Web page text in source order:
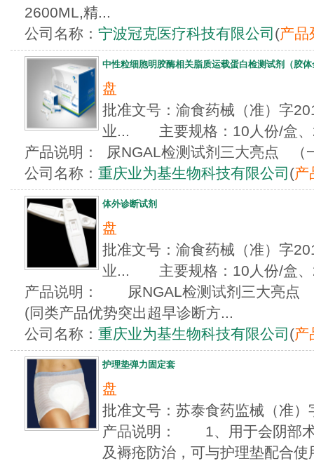
2600ML,精...
公司名称： 宁波冠克医疗科技有限公司 (产品
中性粒细胞明胶酶相关脂质运载蛋白检测试剂（胶体
盘
批准文号：渝食药械（准）字
业... 主要规格：10人份/盒、
产品说明： 尿NGAL检测试剂三大亮点 （
公司名称： 重庆业为基生物科技有限公司 (产
体外诊断试剂
盘
批准文号：渝食药械（准）字
业... 主要规格：10人份/盒、
产品说明： 尿NGAL检测试剂三大亮
(同类产品优势突出超早诊断方...
公司名称： 重庆业为基生物科技有限公司 (产
护理垫弹力固定套
盘
批准文号：苏泰食药监械（
产品说明： 1、用于会阴部术
及褥疮防治，可与护理垫配